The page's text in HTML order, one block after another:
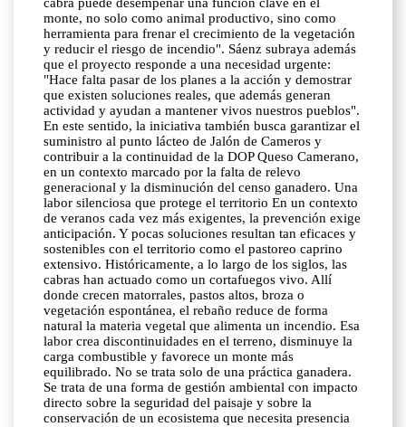
monte, no solo como animal productivo, sino como
herramienta para frenar el crecimiento de la vegetación
y reducir el riesgo de incendio". Sáenz subraya además
que el proyecto responde a una necesidad urgente:
"Hace falta pasar de los planes a la acción y demostrar
que existen soluciones reales, que además generan
actividad y ayudan a mantener vivos nuestros pueblos".
En este sentido, la iniciativa también busca garantizar el
suministro al punto lácteo de Jalón de Cameros y
contribuir a la continuidad de la DOP Queso Camerano,
en un contexto marcado por la falta de relevo
generacional y la disminución del censo ganadero. Una
labor silenciosa que protege el territorio En un contexto
de veranos cada vez más exigentes, la prevención exige
anticipación. Y pocas soluciones resultan tan eficaces y
sostenibles con el territorio como el pastoreo caprino
extensivo. Históricamente, a lo largo de los siglos, las
cabras han actuado como un cortafuegos vivo. Allí
donde crecen matorrales, pastos altos, broza o
vegetación espontánea, el rebaño reduce de forma
natural la materia vegetal que alimenta un incendio. Esa
labor crea discontinuidades en el terreno, disminuye la
carga combustible y favorece un monte más
equilibrado. No se trata solo de una práctica ganadera.
Se trata de una forma de gestión ambiental con impacto
directo sobre la seguridad del paisaje y sobre la
conservación de un ecosistema que necesita presencia